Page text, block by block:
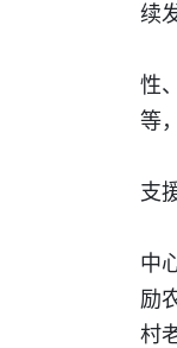
续
性
等
支
中
励
村